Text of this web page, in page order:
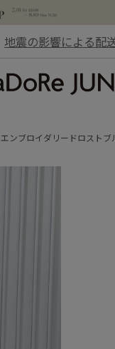
地震の影響による配
エンブロイダリードロストブ